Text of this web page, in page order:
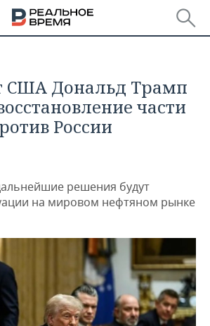
ПФО
США Дональд Трамп
части
России
решения будут
на мировом нефтяном рынке